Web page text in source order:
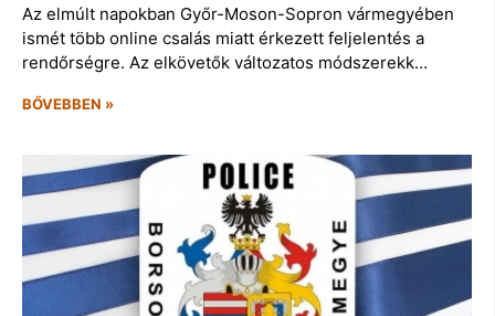
Az elmúlt napokban Győr-Moson-Sopron vármegyében
ismét több online csalás miatt érkezett feljelentés a
rendőrségre. Az elkövetők változatos módszerekk…
BŐVEBBEN »